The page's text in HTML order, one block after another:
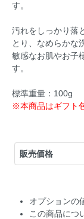
す。
汚れをしっかり落
とり、なめらかな
敏感なお肌やお子
す。
標準重量：100g
※本商品はギフト
販売価格
オプションの
この商品につ